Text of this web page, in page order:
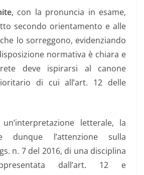
, con la pronuncia in esame,
secondo orientamento e alle
lo sorreggono, evidenziando
normativa è chiara e
deve ispirarsi al canone
di cui all’art. 12 delle
letterale, la
dunque l’attenzione sulla
n. 7 del 2016, di una disciplina
dall’art. 12 e